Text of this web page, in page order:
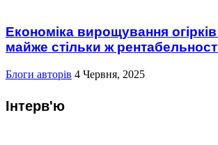
Економіка вирощування
майже стільки ж
Блоги авторів 4 Червня, 2025
Інтерв'ю